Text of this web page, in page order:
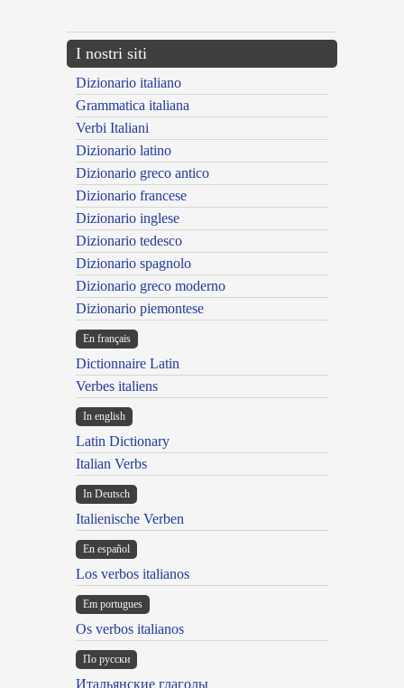
I nostri siti
Dizionario italiano
Grammatica italiana
Verbi Italiani
Dizionario latino
Dizionario greco antico
Dizionario francese
Dizionario inglese
Dizionario tedesco
Dizionario spagnolo
Dizionario greco moderno
Dizionario piemontese
En français
Dictionnaire Latin
Verbes italiens
In english
Latin Dictionary
Italian Verbs
In Deutsch
Italienische Verben
En español
Los verbos italianos
Em portugues
Os verbos italianos
По русски
Итальянские глаголы